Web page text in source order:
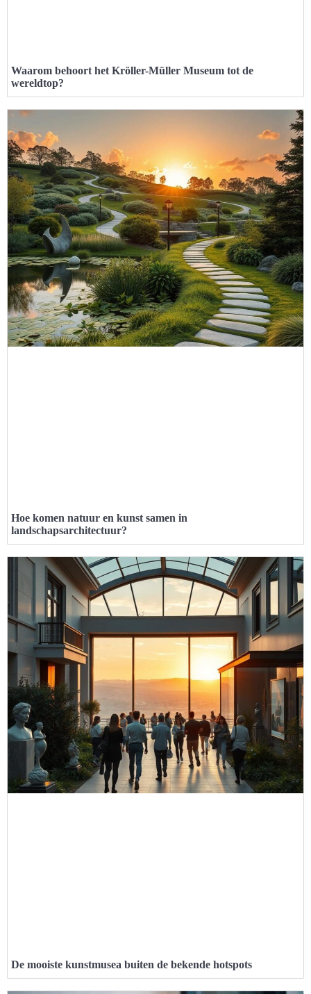
Waarom behoort het Kröller-Müller Museum tot de
wereldtop?
Hoe komen natuur en kunst samen in
landschapsarchitectuur?
De mooiste kunstmusea buiten de bekende hotspots